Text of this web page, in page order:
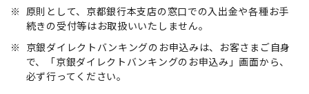
※ 原則として、京都銀行本支店の窓口での入出金や各種お手
続きの受付等はお取扱いいたしません。
※ 京銀ダイレクトバンキングのお申込みは、お客さまご自身
で、「京銀ダイレクトバンキングのお申込み」画面から、
必ず行ってください。